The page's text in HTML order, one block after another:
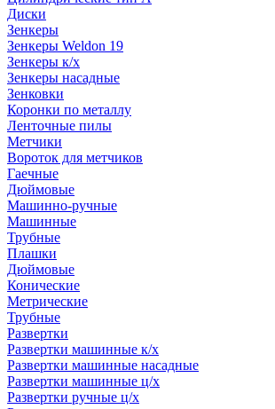
Диски
Зенкеры
Зенкеры Weldon 19
Зенкеры к/х
Зенкеры насадные
Зенковки
Коронки по металлу
Ленточные пилы
Метчики
Вороток для метчиков
Гаечные
Дюймовые
Машинно-ручные
Машинные
Трубные
Плашки
Дюймовые
Конические
Метрические
Трубные
Развертки
Развертки машинные к/х
Развертки машинные насадные
Развертки машинные ц/х
Развертки ручные ц/х